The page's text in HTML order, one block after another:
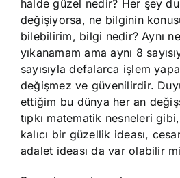
halde güzel nedir? Her şey
değişiyorsa, ne bilginin
bilebilirim, bilgi nedir? Aynı
yıkanamam ama aynı 8
sayısıyla defalarca işlem
değişmez ve güvenilirdir.
ettiğim bu dünya her an
tıpkı matematik nesneleri
kalıcı bir güzellik ideası,
adalet ideası da var olabilir